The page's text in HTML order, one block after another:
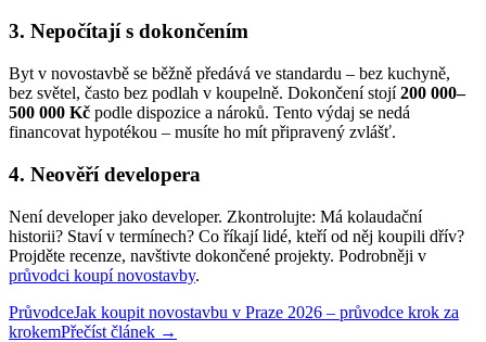
3. Nepočítají s dokončením
Byt v novostavbě se běžně předává ve standardu – bez kuchyně,
bez světel, často bez podlah v koupelně. Dokončení stojí200 000–
500 000 Kč podle dispozice a nároků. Tento výdaj se nedá
financovat hypotékou – musíte ho mít připravený zvlášť.
4. Neověří developera
Není developer jako developer. Zkontrolujte: Má kolaudační
historii? Staví v termínech? Co říkají lidé, kteří od něj koupili dřív?
Projděte recenze, navštivte dokončené projekty. Podrobněji v
průvodci koupí novostavby.
PrůvodceJak koupit novostavbu v Praze 2026 – průvodce krok za
krokemPřečíst článek →